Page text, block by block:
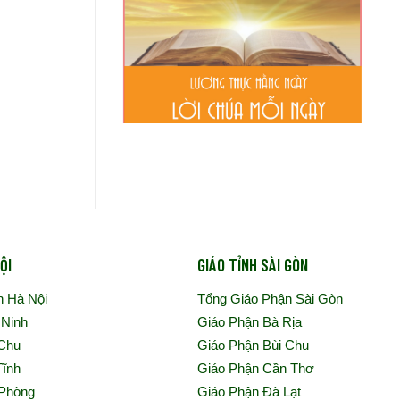
Hà Nội
GIÁO TỈNH SÀI GÒN
Tổng Giáo Phận Sài Gòn
Giáo Phận Bà Rịa
Giáo Phận Bùi Chu
Giáo Phận Cần Thơ
Giáo Phận Đà Lạt